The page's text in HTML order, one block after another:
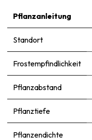
Pflanzanleitung
Standort
Frostempfindlichkeit
Pflanzabstand
Pflanztiefe
Pflanzendichte